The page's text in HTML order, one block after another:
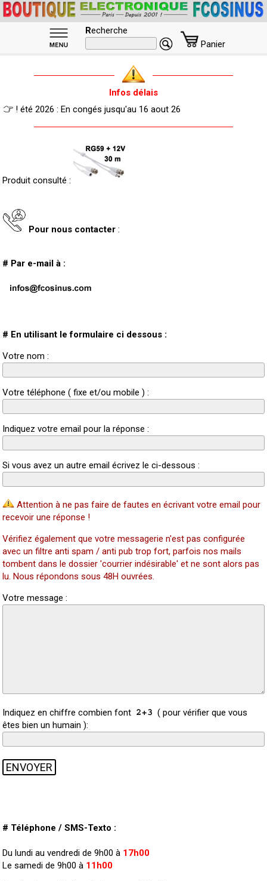
Recherche
Panier
Infos délais
! été 2026 : En congés jusqu'au 16 aout 26
Produit consulté :
Pour nous contacter :
# Par e-mail à :
# En utilisant le formulaire ci dessous :
Votre nom :
Votre téléphone ( fixe et/ou mobile ) :
Indiquez votre email pour la réponse :
Si vous avez un autre email écrivez le ci-dessous :
Attention à ne pas faire de fautes en écrivant votre email pour
recevoir une réponse !
Vérifiez également que votre messagerie n'est pas configurée
avec un filtre anti spam / anti pub trop fort, parfois nos mails
tombent dans le dossier 'courrier indésirable' et ne sont alors pas
lu. Nous répondons sous 48H ouvrées.
Votre message :
Indiquez en chiffre combien font
( pour vérifier que vous
êtes bien un humain ):
# Téléphone / SMS-Texto :
Du lundi au vendredi de 9h00 à 17h00
Le samedi de 9h00 à 11h00